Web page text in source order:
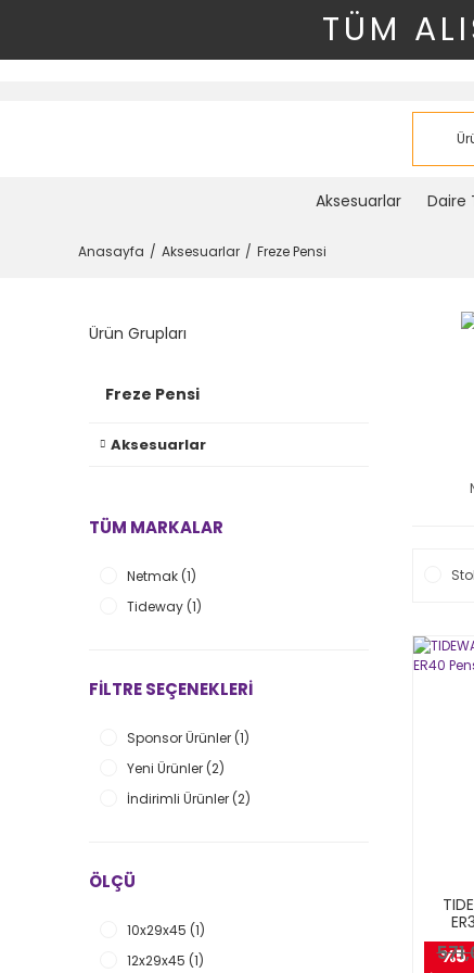
TÜM
Aksesuarlar Daire
Anasayfa Aksesuarlar Freze Pensi
Ürün Grupları
Freze Pensi
Aksesuarlar
TÜM MARKALAR
Netmak (1)
Tideway (1)
FILTRE SEÇENEKLERI
Sponsor Ürünler (1)
Yeni Ürünler (2)
İndirimli Ürünler (2)
ÖLÇÜ
10x29x45 (1)
12x29x45 (1)
%5